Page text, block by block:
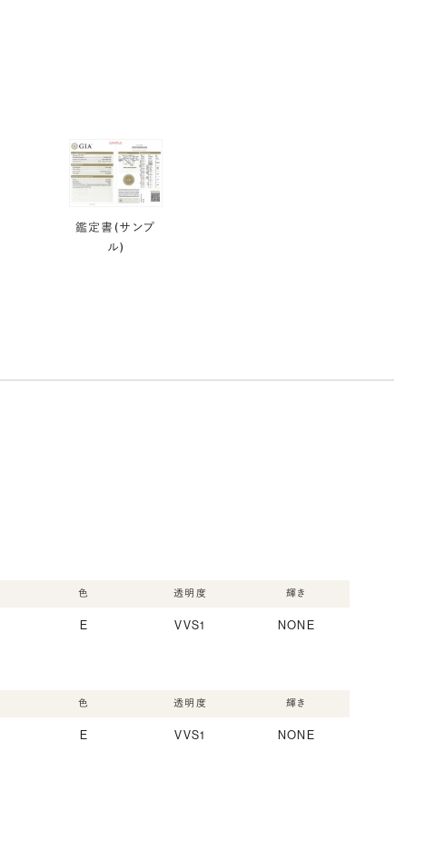
鑑定書(サンプ
ル)
色
E
透明度
VVS1
輝き
NONE
色
E
透明度
VVS1
輝き
NONE